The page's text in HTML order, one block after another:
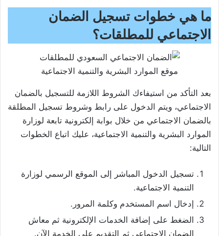
ما هي خطوات تسجيل الضمان
الاجتماعي للمطلقات؟
موقع الموارد البشرية والتنمية الاجتماعية
بعد التأكد من استيفاءك الشروط اللازمة للتسجيل بالضمان
الاجتماعي، ويتم الدخول على رابط وشروط تسجيل المطلقة
بالضمان الاجتماعي من خلال بوابة إلكترونية تابعة لوزارة
الموارد البشرية والتنمية الاجتماعية، عليك اتباع الخطوات
التالية:
تسجيل الدخول المباشر إلى الموقع الرسمي لوزارة
التنمية الاجتماعية.
إدخال اسم المستخدم وكلمة المرور.
الضغط على إضافة الخدمات الإلكترونية ثم معاش
الضمان الاجتماعي ثم التقديم على الخدمة الآن.